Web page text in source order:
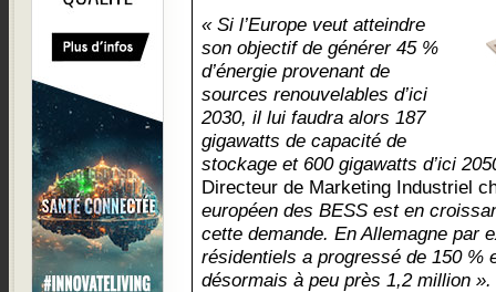
« Si l’Europe veut atteindre
son objectif de générer 45 %
d’énergie provenant de
sources renouvelables d’ici
2030, il lui faudra alors 187
gigawatts de capacité de
stockage et 600 gigawatts d’ici
Directeur de Marketing Industriel
européen des BESS est en
cette demande. En Allemagne par
résidentiels a progressé de 150 %
désormais à peu près 1,2 million ».